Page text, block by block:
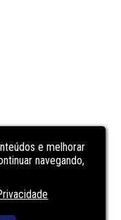
e melhorar
navegando,